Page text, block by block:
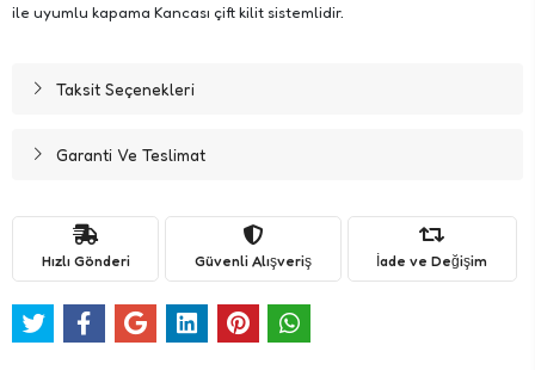
ile uyumlu kapama Kancası çift kilit sistemlidir.
Taksit Seçenekleri
Garanti Ve Teslimat
Hızlı Gönderi Güvenli Alışveriş İade ve Değişim